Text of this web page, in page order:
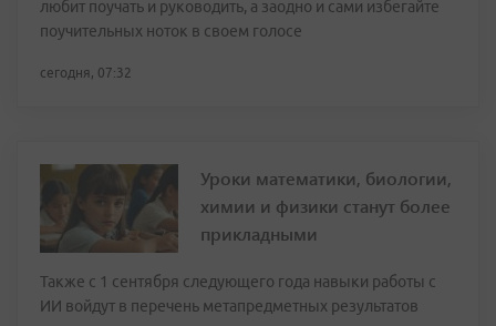
любит поучать и руководить, а заодно и сами избегайте
поучительных ноток в своем голосе
сегодня, 07:32
Уроки математики, биологии,
химии и физики станут более
прикладными
Также с 1 сентября следующего года навыки работы с
ИИ войдут в перечень метапредметных результатов